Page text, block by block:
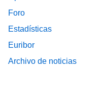
Foro
Estadísticas
Euribor
Archivo de noticias